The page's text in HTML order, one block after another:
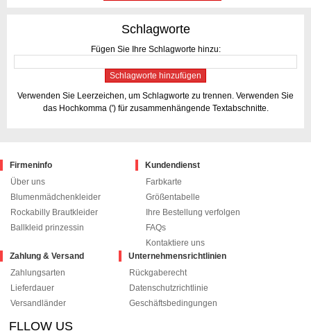
Schlagworte
Fügen Sie Ihre Schlagworte hinzu:
Schlagworte hinzufügen
Verwenden Sie Leerzeichen, um Schlagworte zu trennen. Verwenden Sie
das Hochkomma (') für zusammenhängende Textabschnitte.
Firmeninfo
Über uns
Blumenmädchenkleider
Rockabilly Brautkleider
Ballkleid prinzessin
Kundendienst
Farbkarte
Größentabelle
Ihre Bestellung verfolgen
FAQs
Kontaktiere uns
Zahlung & Versand
Zahlungsarten
Lieferdauer
Versandländer
Unternehmensrichtlinien
Rückgaberecht
Datenschutzrichtlinie
Geschäftsbedingungen
FLLOW US